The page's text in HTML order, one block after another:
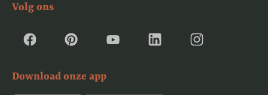
Volg ons
Download onze app